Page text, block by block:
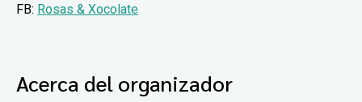
FB: Rosas & Xocolate
Acerca del organizador